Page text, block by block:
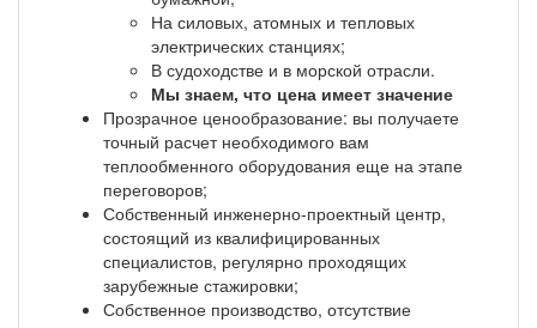
На силовых, атомных и тепловых
электрических станциях;
В судоходстве и в морской отрасли.
Мы знаем, что цена имеет значение
Прозрачное ценообразование: вы получаете
точный расчет необходимого вам
теплообменного оборудования еще на этапе
переговоров;
Собственный инженерно-проектный центр,
состоящий из квалифицированных
специалистов, регулярно проходящих
зарубежные стажировки;
Собственное производство, отсутствие